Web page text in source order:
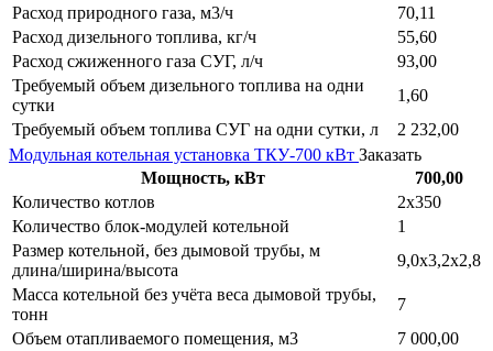
Расход природного газа, м3/ч
70,11
Расход дизельного топлива, кг/ч
55,60
Расход сжиженного газа СУГ, л/ч
93,00
Требуемый объем дизельного топлива на одни
сутки
1,60
Требуемый объем топлива СУГ на одни сутки, л
2 232,00
Модульная котельная установка ТКУ-700 кВт Заказать
Мощность, кВт
700,00
Количество котлов
2х350
Количество блок-модулей котельной
1
Размер котельной, без дымовой трубы, м
длина/ширина/высота
9,0х3,2х2,8
Масса котельной без учёта веса дымовой трубы,
тонн
7
Объем отапливаемого помещения, м3
7 000,00